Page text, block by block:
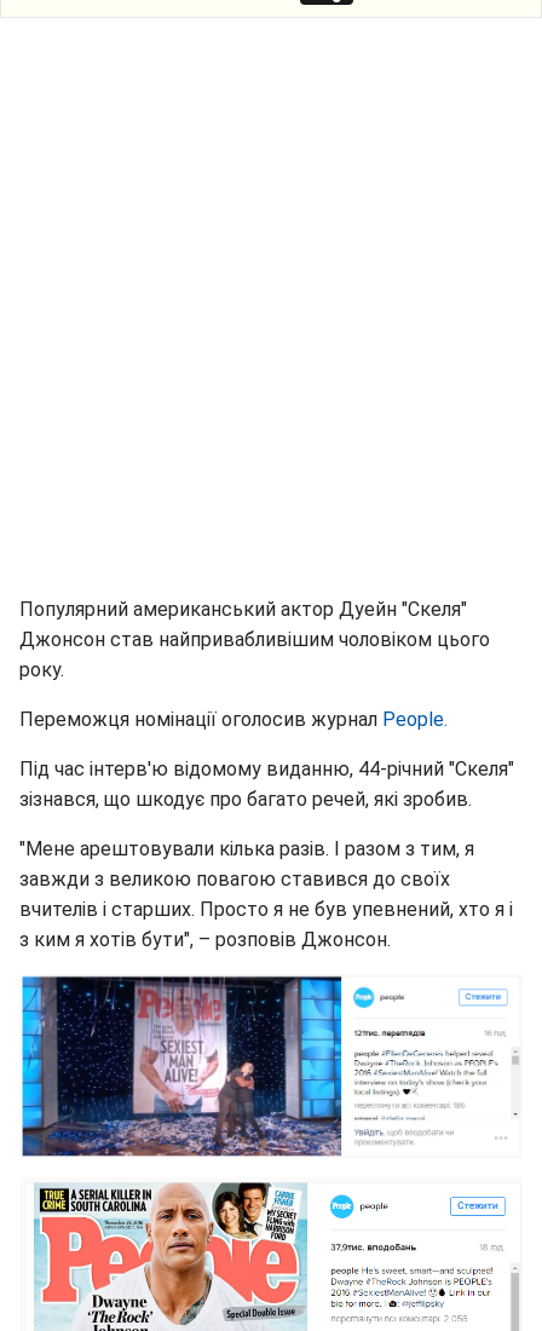
Популярний американський актор Дуейн "Скеля"
Джонсон став найпривабливішим чоловіком цього
року.
Переможця номінації оголосив журнал People.
Під час інтерв'ю відомому виданню, 44-річний "Скеля"
зізнався, що шкодує про багато речей, які зробив.
"Мене арештовували кілька разів. І разом з тим, я
завжди з великою повагою ставився до своїх
вчителів і старших. Просто я не був упевнений, хто я і
з ким я хотів бути", – розповів Джонсон.